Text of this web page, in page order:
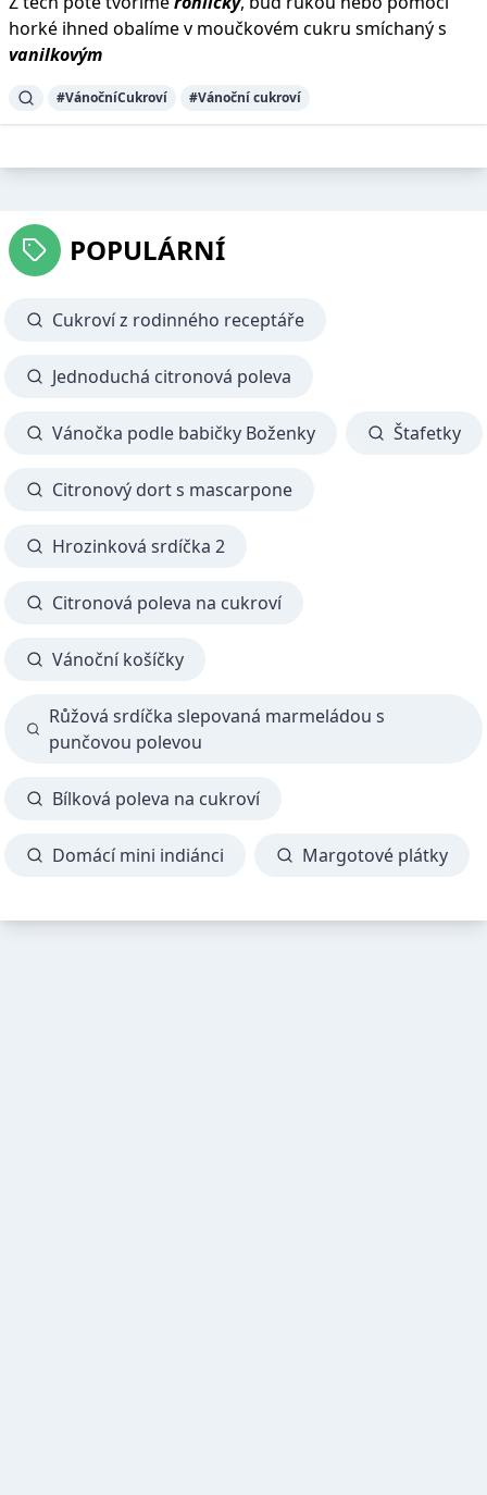
horké ihned obalíme v moučkovém cukru smíchaný s
vanilkovým
#VánočníCukroví #Vánoční cukroví
POPULÁRNÍ
Cukroví z rodinného receptáře
Jednoduchá citronová poleva
Vánočka podle babičky Boženky Štafetky
Citronový dort s mascarpone
Hrozinková srdíčka 2
Citronová poleva na cukroví
Vánoční košíčky
Růžová srdíčka slepovaná marmeládou s
punčovou polevou
Bílková poleva na cukroví
Domácí mini indiánci Margotové plátky